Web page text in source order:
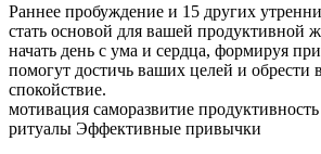
Раннее пробуждение и 15 других
стать основой для вашей продуктивной
начать день с ума и сердца, формируя
помогут достичь ваших целей и обрести
спокойствие.
мотивация саморазвитие продуктивность
ритуалы Эффективные привычки